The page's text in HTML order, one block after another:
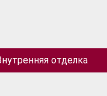
отделка